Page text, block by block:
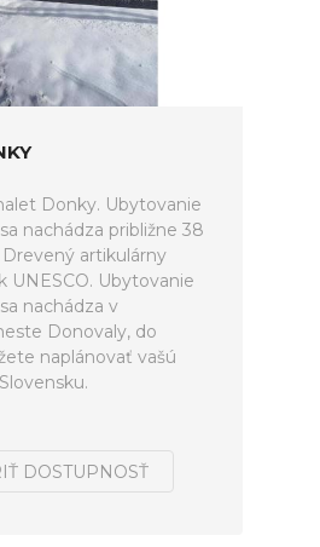
Donky. Ubytovanie
nachádza približne 38
artikulárny
UNESCO. Ubytovanie
nachádza v
Donovaly, do
naplánovať vašú
DOSTUPNOSŤ